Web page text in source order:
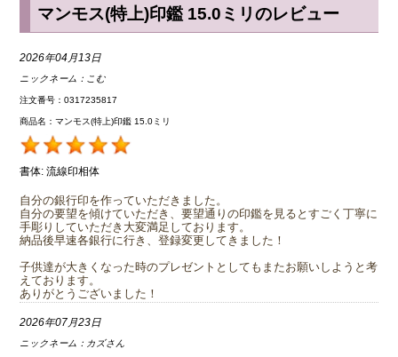
マンモス(特上)印鑑 15.0ミリのレビュー
2026年04月13日
ニックネーム： こむ
注文番号：0317235817
商品名：マンモス(特上)印鑑 15.0ミリ
書体: 流線印相体
自分の銀行印を作っていただきました。
自分の要望を傾けていただき、要望通りの印鑑を見るとすごく丁寧に
手彫りしていただき大変満足しております。
納品後早速各銀行に行き、登録変更してきました！
子供達が大きくなった時のプレゼントとしてもまたお願いしようと考
えております。
ありがとうございました！
2026年07月23日
ニックネーム： カズさん